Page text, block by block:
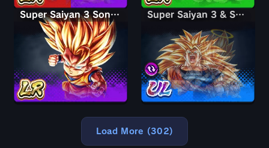
Super Saiyan 3 Son Goku (Mini) Super Saiyan 3 & Super Saiyan 2 Son Goku & Vegeta
Super Saiyan 3 & Super Saiyan 2 Son Goku & Vegeta
Load More (302)